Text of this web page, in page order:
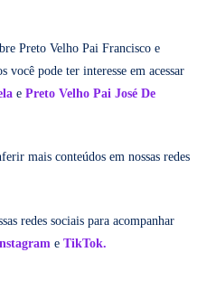
Preto Velho Pai Francisco e
você pode ter interesse em acessar
e Preto Velho Pai José De
mais conteúdos em nossas redes
redes sociais para acompanhar
e TikTok.